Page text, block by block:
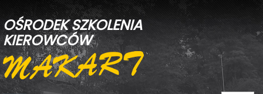
OŚRODEK SZKOLENIA
KIEROWCÓW